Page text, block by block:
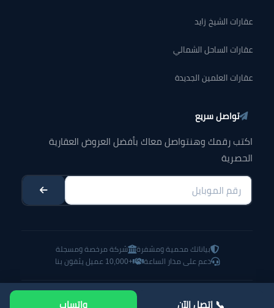
عقارات الشيخ زايد
عقارات الساحل الشمالي
عقارات العلمين الجديدة
تواصل سريع
اكتب رقمك وهنتواصل معاك بأفضل العروض العقارية
الحصرية
بياناتك محمية ومشفرة
شركة مرخصة ومسجلة
دعم على مدار الساعة
+10,000 عميل يثقون بنا
📞 اتصل الآن واتساب